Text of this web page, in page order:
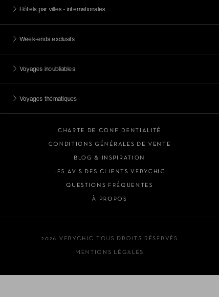
Hôtels par villes - internationales
Week-ends exclusifs
Voyages inoubliables
Voyages thématiques
CHARTE DE CONFIDENTIALITÉ
CONDITIONS GÉNÉRALES DE VENTE
BLOG & INSPIRATION
LES AVIS DES CLIENTS VERYCHIC
QUESTIONS FRÉQUENTES
À PROPOS
2026 VERYCHIC TOUS DROITS RÉSERVÉS
MENTIONS LÉGALES